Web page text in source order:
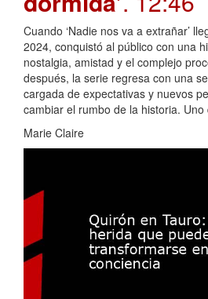
Cuando ‘Nadie nos va a extrañar’
2024, conquistó al público con una
nostalgia, amistad y el complejo
después, la serie regresa con una
cargada de expectativas y nuevos
cambiar el rumbo de la historia.
Marie Claire